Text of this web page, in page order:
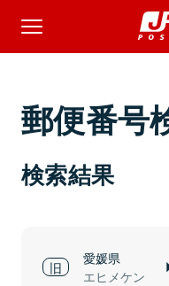
郵便番号
検索結果
愛媛県
エヒメケン